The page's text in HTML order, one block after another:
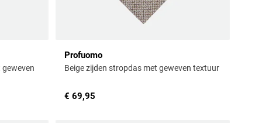
Profuomo
Beige zijden stropdas met geweven textuur
€ 69,95